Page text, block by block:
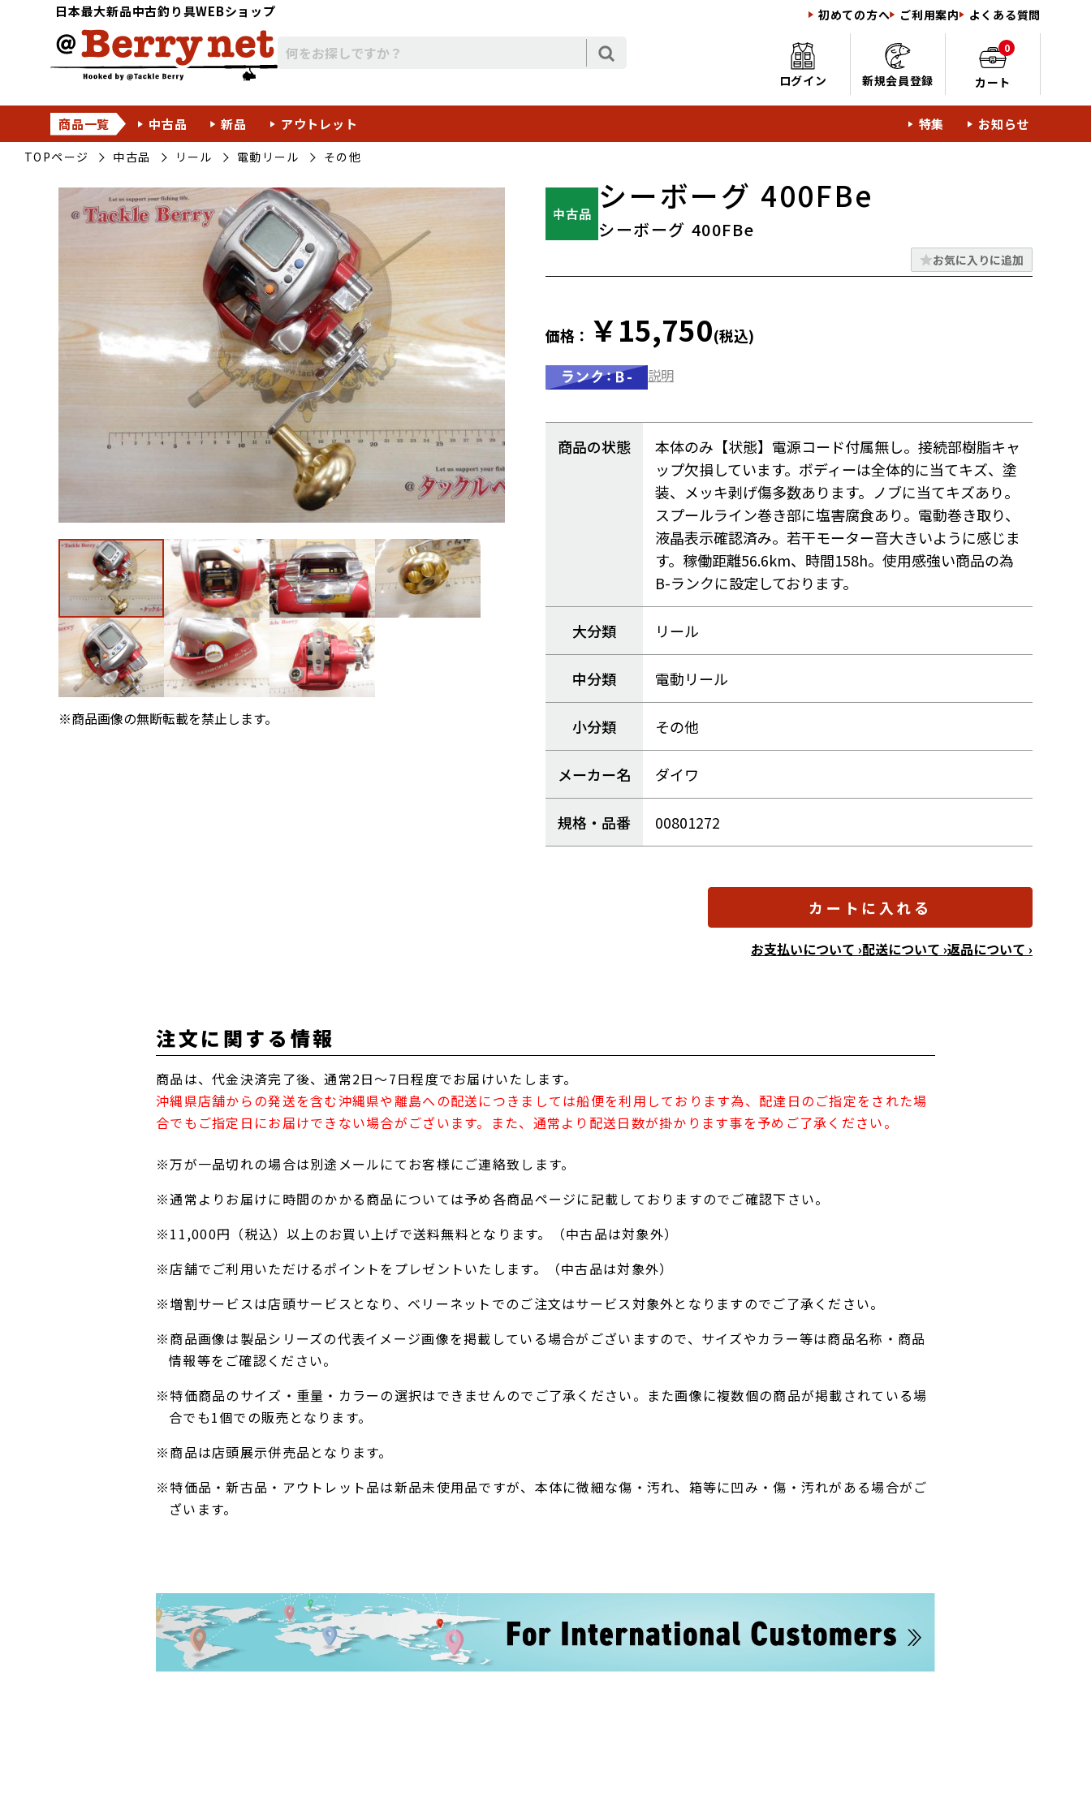
日本最大新品中古釣り具WEBショップ 初めての方へ ご利用案内 よくある質問
ログイン 新規会員登録
0
カート
商品一覧 中古品 新品 アウトレット 特集 お知らせ
TOPページ 中古品 リール 電動リール その他
※商品画像の無断転載を禁止します。
シーボーグ 400FBe
シーボーグ 400FBe
お気に入りに追加
価格： ￥15,750(税込)
説明
商品の状態
本体のみ【状態】電源コード付属無し。接続部樹脂キャ
ップ欠損しています。ボディーは全体的に当てキズ、塗
装、メッキ剥げ傷多数あります。ノブに当てキズあり。
スプールライン巻き部に塩害腐食あり。電動巻き取り、
液晶表示確認済み。若干モーター音大きいように感じま
す。稼働距離56.6km、時間158h。使用感強い商品の為
B-ランクに設定しております。
大分類 リール
中分類 電動リール
小分類 その他
メーカー名 ダイワ
規格・品番 00801272
カートに入れる
お支払いについて ›配送について ›返品について ›
注文に関する情報
商品は、代金決済完了後、通常2日～7日程度でお届けいたします。
沖縄県店舗からの発送を含む沖縄県や離島への配送につきましては船便を利用しております為、配達日のご指定をされた場
合でもご指定日にお届けできない場合がございます。また、通常より配送日数が掛かります事を予めご了承ください。
※万が一品切れの場合は別途メールにてお客様にご連絡致します。
※通常よりお届けに時間のかかる商品については予め各商品ページに記載しておりますのでご確認下さい。
※11,000円（税込）以上のお買い上げで送料無料となります。（中古品は対象外）
※店舗でご利用いただけるポイントをプレゼントいたします。（中古品は対象外）
※増割サービスは店頭サービスとなり、ベリーネットでのご注文はサービス対象外となりますのでご了承ください。
※商品画像は製品シリーズの代表イメージ画像を掲載している場合がございますので、サイズやカラー等は商品名称・商品
情報等をご確認ください。
※特価商品のサイズ・重量・カラーの選択はできませんのでご了承ください。また画像に複数個の商品が掲載されている場
合でも1個での販売となります。
※商品は店頭展示併売品となります。
※特価品・新古品・アウトレット品は新品未使用品ですが、本体に微細な傷・汚れ、箱等に凹み・傷・汚れがある場合がご
ざいます。